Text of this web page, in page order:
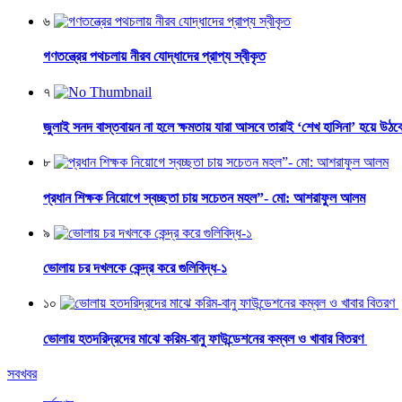
৬
গণতন্ত্রের পথচলায় নীরব যোদ্ধাদের প্রাপ্য স্বীকৃত
৭
জুলাই সনদ বাস্তবায়ন না হলে ক্ষমতায় যারা আসবে তারাই ‘শেখ হাসিনা’ হয়ে
৮
প্রধান শিক্ষক নিয়োগে স্বচ্ছতা চায় সচেতন মহল”- মো: আশরাফুল আলম
৯
ভোলায় চর দখলকে কেন্দ্র করে গুলিবিদ্ধ-১
১০
ভোলায় হতদরিদ্রদের মাঝে করিম-বানু ফাউন্ডেশনের কম্বল ও খাবার বিতরণ
সবখবর